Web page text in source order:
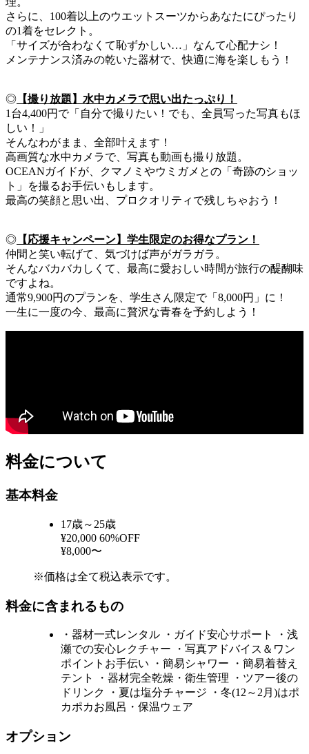
さらに、100着以上のウエットスーツからあなたにぴったり
の1着をセレクト。
「サイズが合わなくて恥ずかしい…」なんて心配ナシ！
メンテナンス済みの乾いた器材で、快適に海を楽しもう！
◎ 【撮り放題】水中カメラで思い出たっぷり！
1台4,400円で「自分で撮りたい！でも、全員写った写真もほ
しい！」
そんなわがまま、全部叶えます！
高画質な水中カメラで、写真も動画も撮り放題。
OCEANガイドが、クマノミやウミガメとの「奇跡のショッ
ト」を撮るお手伝いもします。
最高の笑顔と思い出、プロクオリティで残しちゃおう！
◎ 【応援キャンペーン】学生限定のお得なプラン！
仲間と笑い転げて、気づけば声がガラガラ。
そんなバカバカしくて、最高に愛おしい時間が旅行の醍醐味
ですよね。
通常9,900円のプランを、学生さん限定で「8,000円」に！
一生に一度の今、最高に贅沢な青春を予約しよう！
料金について
基本料金
17歳～25歳
¥20,000 60%OFF
¥8,000〜
※価格は全て税込表示です。
料金に含まれるもの
・器材一式レンタル ・ガイド安心サポート ・浅
瀬での安心レクチャー ・写真アドバイス＆ワン
ポイントお手伝い ・簡易シャワー ・簡易着替え
テント ・器材完全乾燥・衛生管理 ・ツアー後の
ドリンク ・夏は塩分チャージ ・冬(12～2月)はポ
カポカお風呂・保温ウェア
オプション